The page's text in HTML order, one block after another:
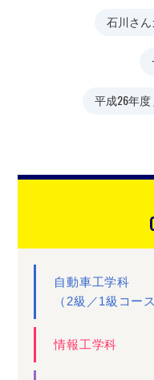
石川さん
平成26年
自動車工学科
（2級／1級コース
情報工学科